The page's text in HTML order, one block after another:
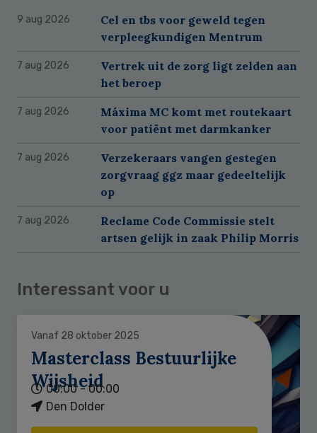
9 aug 2026
Cel en tbs voor geweld tegen
verpleegkundigen Mentrum
7 aug 2026
Vertrek uit de zorg ligt zelden aan
het beroep
7 aug 2026
Máxima MC komt met routekaart
voor patiënt met darmkanker
7 aug 2026
Verzekeraars vangen gestegen
zorgvraag ggz maar gedeeltelijk
op
7 aug 2026
Reclame Code Commissie stelt
artsen gelijk in zaak Philip Morris
Interessant voor u
Vanaf 28 oktober 2025
Masterclass Bestuurlijke
Wijsheid
00:00 - 00:00
Den Dolder